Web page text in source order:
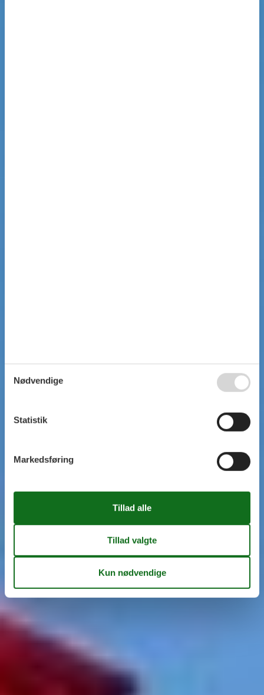
Nødvendige
Statistik
Markedsføring